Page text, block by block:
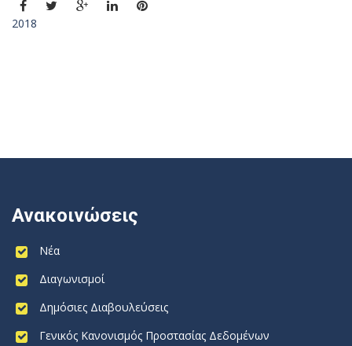
2018
Ανακοινώσεις
Νέα
Διαγωνισμοί
Δημόσιες Διαβουλεύσεις
Γενικός Κανονισμός Προστασίας Δεδομένων